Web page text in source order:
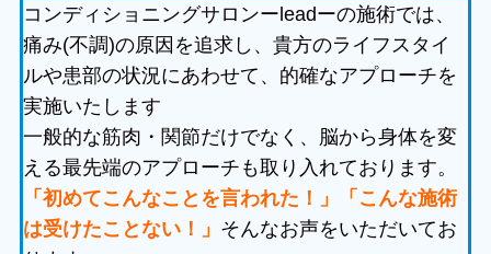
コンディショニングサロンーleadーの施術では、
痛み(不調)の原因を追求し、貴方のライフスタイ
ルや患部の状況にあわせて、的確なアプローチを
実施いたします
一般的な筋肉・関節だけでなく、脳から身体を変
える最先端のアプローチも取り入れております。
「初めてこんなことを言われた！」「こんな施術
は受けたことない！」 そんなお声をいただいてお